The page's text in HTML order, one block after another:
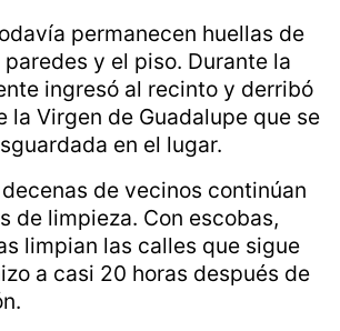
se salvaron
de la colonia y de varias
del agua también alcanzó a
ubicada en la calle
permanecen huellas de
y el piso. Durante la
ingresó al recinto y derribó
la Virgen de Guadalupe que se
en el lugar.